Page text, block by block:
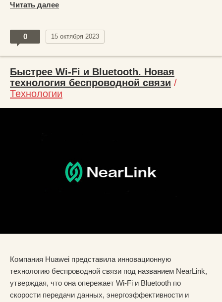
Читать далее
0 15 октября 2023
Быстрее Wi-Fi и Bluetooth. Новая
технология беспроводной связи /
Технологии
Компания Huawei представила инновационную
технологию беспроводной связи под названием NearLink,
утверждая, что она опережает Wi-Fi и Bluetooth по
скорости передачи данных, энергоэффективности и